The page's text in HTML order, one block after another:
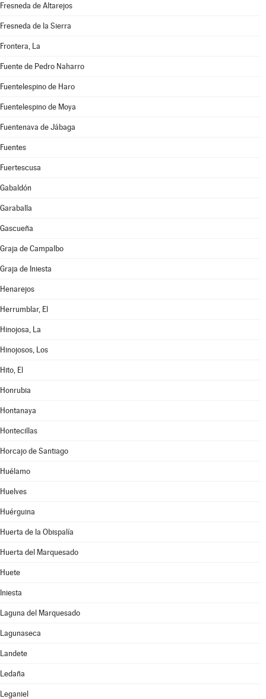
Fresneda de Altarejos
Fresneda de la Sierra
Frontera, La
Fuente de Pedro Naharro
Fuentelespino de Haro
Fuentelespino de Moya
Fuentenava de Jábaga
Fuentes
Fuertescusa
Gabaldón
Garaballa
Gascueña
Graja de Campalbo
Graja de Iniesta
Henarejos
Herrumblar, El
Hinojosa, La
Hinojosos, Los
Hito, El
Honrubia
Hontanaya
Hontecillas
Horcajo de Santiago
Huélamo
Huelves
Huérguina
Huerta de la Obispalía
Huerta del Marquesado
Huete
Iniesta
Laguna del Marquesado
Lagunaseca
Landete
Ledaña
Leganiel